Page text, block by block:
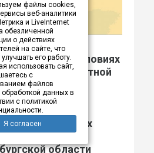
и других условиях
времени, печатной
по размещению
на выборах
области
файлы cookies,
веб-аналитики
и LiveInternet
обезличенной
о действиях
на сайте, что
его работу.
использовать сайт,
с
файлов
данных в
с политикой
Я согласен